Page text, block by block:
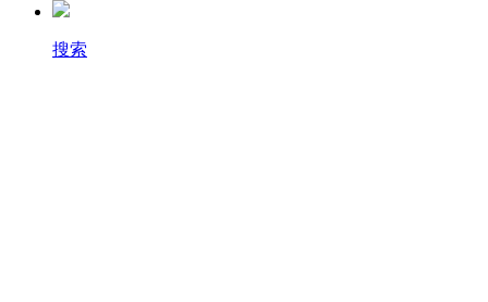
搜索